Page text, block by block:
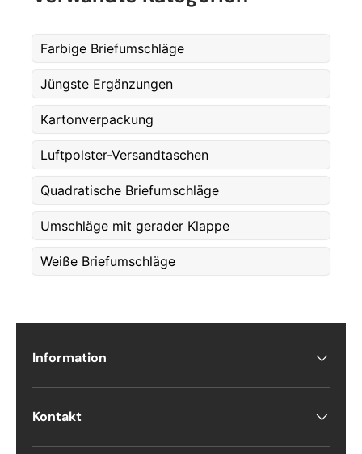
Telefon
Postnummer
Farbige Briefumschläge
Jüngste Ergänzungen
Kartonverpackung
Luftpolster-Versandtaschen
Quadratische Briefumschläge
Umschläge mit gerader Klappe
Weiße Briefumschläge
Information
Kontakt